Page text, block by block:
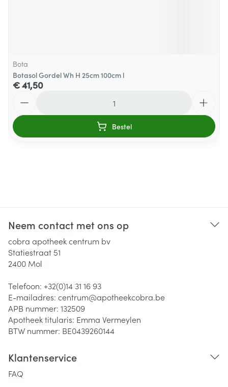
Bota
Botasol Gordel Wh H 25cm 100cm l
€ 41,50
Bestel
Neem contact met ons op
cobra apotheek centrum bv
Statiestraat 51
2400 Mol
Telefoon: +32(0)14 31 16 93
E-mailadres: centrum@apotheekcobra.be
APB nummer: 132509
Apotheek titularis: Emma Vermeylen
BTW nummer: BE0439260144
Klantenservice
FAQ